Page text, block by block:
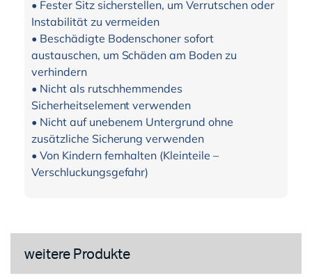
• Fester Sitz sicherstellen, um Verrutschen oder
Instabilität zu vermeiden
• Beschädigte Bodenschoner sofort
austauschen, um Schäden am Boden zu
verhindern
• Nicht als rutschhemmendes
Sicherheitselement verwenden
• Nicht auf unebenem Untergrund ohne
zusätzliche Sicherung verwenden
• Von Kindern fernhalten (Kleinteile –
Verschluckungsgefahr)
weitere Produkte